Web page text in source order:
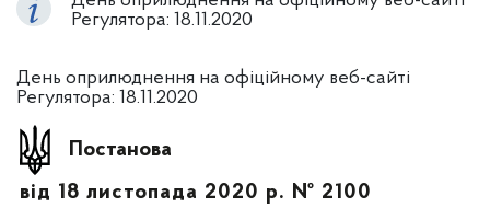
Регулятора: 18.11.2020
День оприлюднення на офіційному веб-сайті
Регулятора: 18.11.2020
Постанова
від 18 листопада 2020 р. № 2100